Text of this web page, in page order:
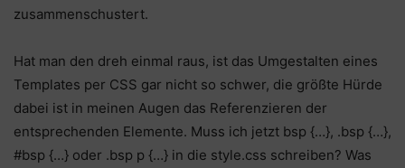
zusammenschustert.
Hat man den dreh einmal raus, ist das Umgestalten eines
Templates per CSS gar nicht so schwer, die größte Hürde
dabei ist in meinen Augen das Referenzieren der
entsprechenden Elemente. Muss ich jetzt bsp {…}, .bsp {…},
#bsp {…} oder .bsp p {…} in die style.css schreiben? Was